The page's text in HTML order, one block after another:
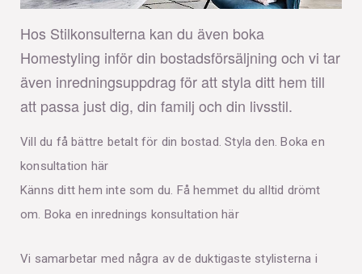
Hos Stilkonsulterna kan du även boka
Homestyling inför din bostadsförsäljning och vi tar
även inredningsuppdrag för att styla ditt hem till
att passa just dig, din familj och din livsstil.
Vill du få bättre betalt för din bostad. Styla den. Boka en
konsultation här
Känns ditt hem inte som du. Få hemmet du alltid drömt
om. Boka en inrednings konsultation här
Vi samarbetar med några av de duktigaste stylisterna i